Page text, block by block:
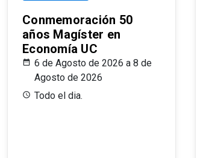
Conmemoración 50
años Magíster en
Economía UC
6 de Agosto de 2026 a 8 de
Agosto de 2026
Todo el dia.